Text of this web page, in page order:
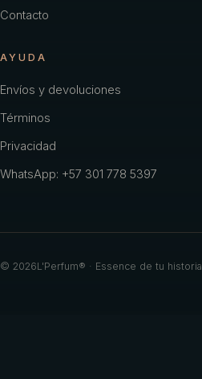
Contacto
AYUDA
Envíos y devoluciones
Términos
Privacidad
WhatsApp: +57 301 778 5397
© 2026L'Perfum® · Essence de tu historia